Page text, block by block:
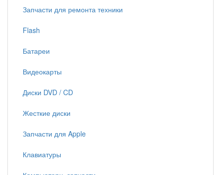
Запчасти для ремонта техники
Flash
Батареи
Видеокарты
Диски DVD / CD
Жесткие диски
Запчасти для Apple
Клавиатуры